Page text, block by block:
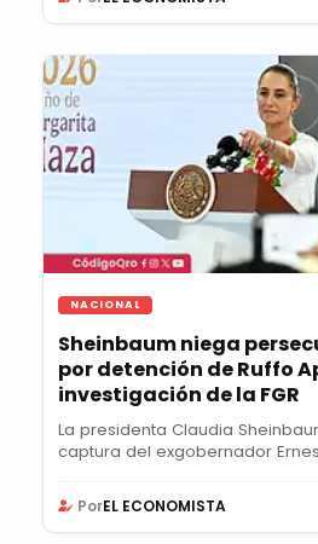
NACIONAL
Sheinbaum niega
por detención de Ruffo
investigación de la FGR
La presidenta Claudia
captura del exgobernador
PorEL ECONOMISTA